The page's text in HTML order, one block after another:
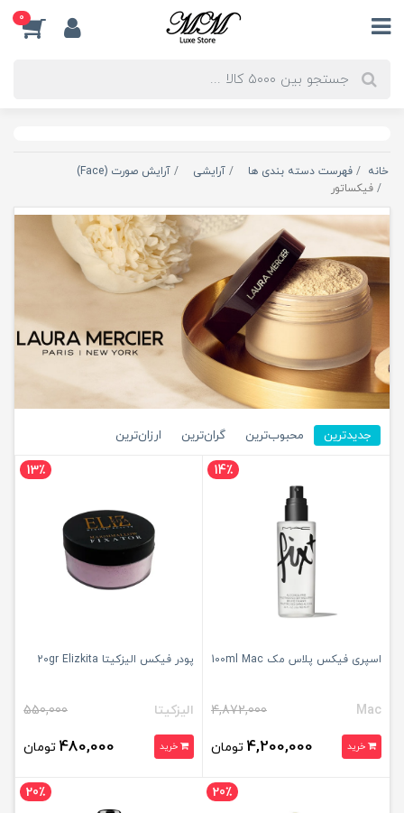
0
خانه فهرست دسته بندی ها آرایشی
آرایش صورت (Face)
فیکساتور
جدیدترین محبوب‌ترین گران‌ترین ارزان‌ترین
14٪
اسپری فیکس پلاس مک 100ml Mac
Mac
4,872,000
خرید 4,200,000 تومان
13٪
پودر فیکس الیزکیتا 20gr Elizkita
الیزکیتا 550,000
خرید 480,000 تومان
20٪ 20٪